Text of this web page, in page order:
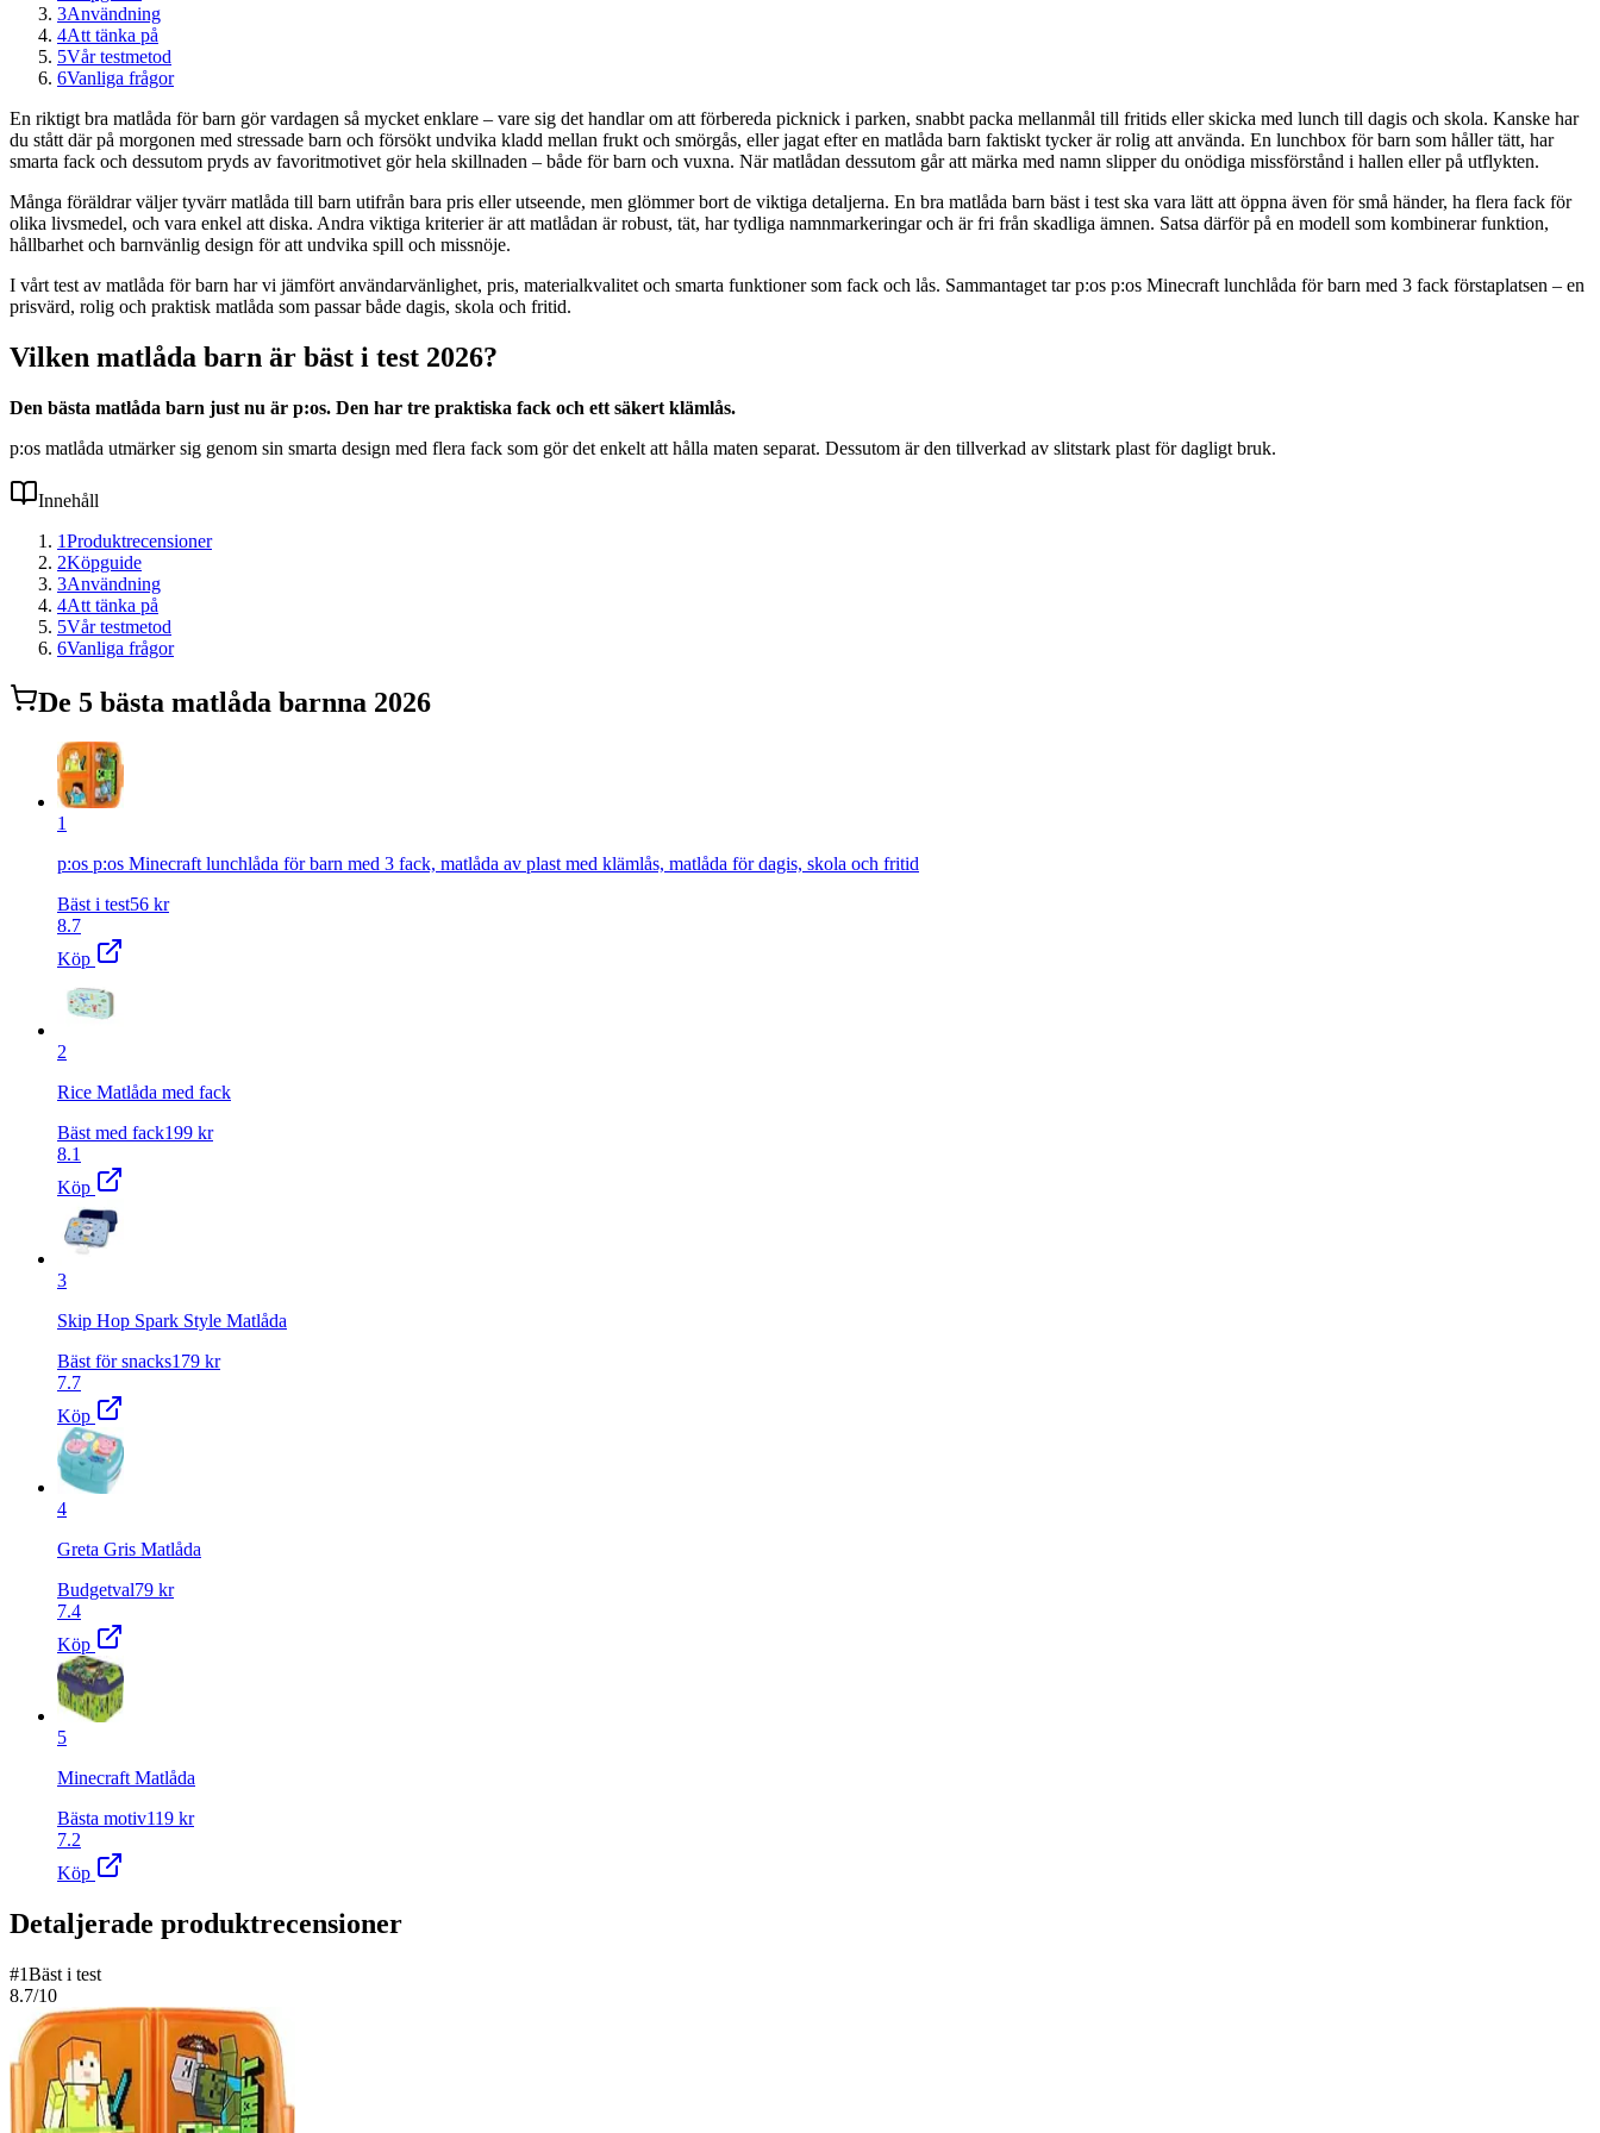
3Användning
4Att tänka på
5Vår testmetod
6Vanliga frågor
En riktigt bra matlåda för barn gör vardagen så mycket enklare – vare sig det handlar om att förbereda picknick i parken, snabbt packa mellanmål till fritids eller skicka med lunch till dagis och skola. Kanske har
du stått där på morgonen med stressade barn och försökt undvika kladd mellan frukt och smörgås, eller jagat efter en matlåda barn faktiskt tycker är rolig att använda. En lunchbox för barn som håller tätt, har
smarta fack och dessutom pryds av favoritmotivet gör hela skillnaden – både för barn och vuxna. När matlådan dessutom går att märka med namn slipper du onödiga missförstånd i hallen eller på utflykten.
Många föräldrar väljer tyvärr matlåda till barn utifrån bara pris eller utseende, men glömmer bort de viktiga detaljerna. En bra matlåda barn bäst i test ska vara lätt att öppna även för små händer, ha flera fack för
olika livsmedel, och vara enkel att diska. Andra viktiga kriterier är att matlådan är robust, tät, har tydliga namnmarkeringar och är fri från skadliga ämnen. Satsa därför på en modell som kombinerar funktion,
hållbarhet och barnvänlig design för att undvika spill och missnöje.
I vårt test av matlåda för barn har vi jämfört användarvänlighet, pris, materialkvalitet och smarta funktioner som fack och lås. Sammantaget tar p:os p:os Minecraft lunchlåda för barn med 3 fack förstaplatsen – en
prisvärd, rolig och praktisk matlåda som passar både dagis, skola och fritid.
Vilken matlåda barn är bäst i test 2026?
Den bästa matlåda barn just nu är p:os. Den har tre praktiska fack och ett säkert klämlås.
p:os matlåda utmärker sig genom sin smarta design med flera fack som gör det enkelt att hålla maten separat. Dessutom är den tillverkad av slitstark plast för dagligt bruk.
Innehåll
1Produktrecensioner
2Köpguide
3Användning
4Att tänka på
5Vår testmetod
6Vanliga frågor
De 5 bästa matlåda barnna 2026
1
p:os p:os Minecraft lunchlåda för barn med 3 fack, matlåda av plast med klämlås, matlåda för dagis, skola och fritid
Bäst i test56 kr
8.7
Köp
2
Rice Matlåda med fack
Bäst med fack199 kr
8.1
Köp
3
Skip Hop Spark Style Matlåda
Bäst för snacks179 kr
7.7
Köp
4
Greta Gris Matlåda
Budgetval79 kr
7.4
Köp
5
Minecraft Matlåda
Bästa motiv119 kr
7.2
Köp
Detaljerade produktrecensioner
#1Bäst i test
8.7/10